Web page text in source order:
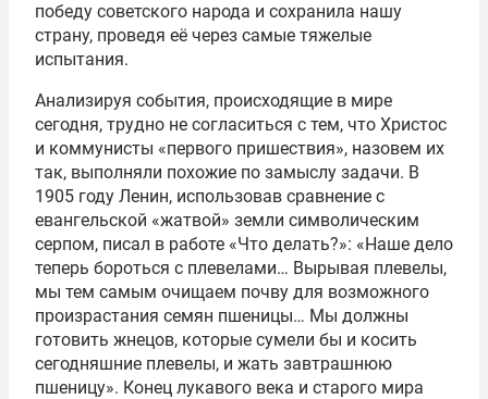
победу советского народа и сохранила нашу
страну, проведя её через самые тяжелые
испытания.
Анализируя события, происходящие в мире
сегодня, трудно не согласиться с тем, что Христос
и коммунисты «первого пришествия», назовем их
так, выполняли похожие по замыслу задачи. В
1905 году Ленин, использовав сравнение с
евангельской «жатвой» земли символическим
серпом, писал в работе «Что делать?»: «Наше дело
теперь бороться с плевелами… Вырывая плевелы,
мы тем самым очищаем почву для возможного
произрастания семян пшеницы… Мы должны
готовить жнецов, которые сумели бы и косить
сегодняшние плевелы, и жать завтрашнюю
пшеницу». Конец лукавого века и старого мира